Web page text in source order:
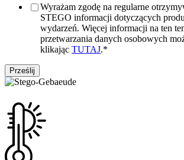
Wyrażam zgodę na regularne
STEGO informacji dotyczących
wydarzeń. Więcej informacji na ten
przetwarzania danych osobowych
klikając TUTAJ.*